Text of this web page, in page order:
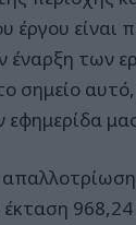
έργου
έναρξη των
σημείο
εφημερίδα
έκταση